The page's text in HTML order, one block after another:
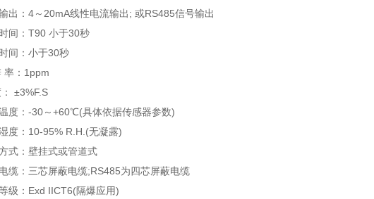
4～20mA线性电流输出; 或RS485信号输出
：T90 小于30秒
：小于30秒
：1ppm
-30～+60℃(具体依据传感器参数)
10-95% R.H.(无凝露)
：壁挂式或管道式
三芯屏蔽电缆;RS485为四芯屏蔽电缆
Exd IICT6(隔爆应用)